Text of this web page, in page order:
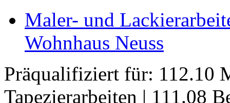
Maler- und
Wohnhaus Neuss
Präqualifiziert für: 112.10
Tapezier­arbeiten | 111.08